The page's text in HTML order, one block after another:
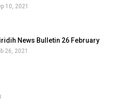
10, 2021
News Bulletin 26 February
26, 2021